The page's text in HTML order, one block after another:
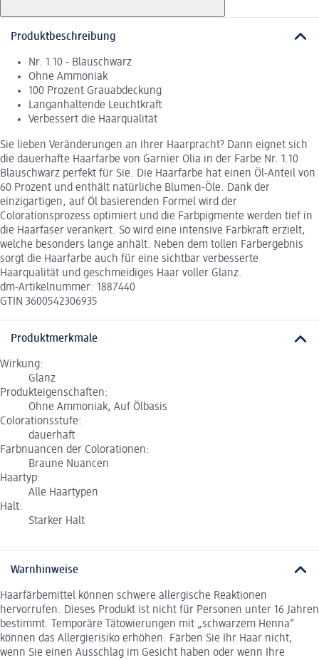
Produktbeschreibung
Nr. 1.10 - Blauschwarz
Ohne Ammoniak
100 Prozent Grauabdeckung
Langanhaltende Leuchtkraft
Verbessert die Haarqualität
Sie lieben Veränderungen an Ihrer Haarpracht? Dann eignet sich
die dauerhafte Haarfarbe von Garnier Olia in der Farbe Nr. 1.10
Blauschwarz perfekt für Sie. Die Haarfarbe hat einen Öl-Anteil von
60 Prozent und enthält natürliche Blumen-Öle. Dank der
einzigartigen, auf Öl basierenden Formel wird der
Colorationsprozess optimiert und die Farbpigmente werden tief in
die Haarfaser verankert. So wird eine intensive Farbkraft erzielt,
welche besonders lange anhält. Neben dem tollen Farbergebnis
sorgt die Haarfarbe auch für eine sichtbar verbesserte
Haarqualität und geschmeidiges Haar voller Glanz.
dm-Artikelnummer: 1887440
GTIN 3600542306935
Produktmerkmale
Wirkung:
Glanz
Produkteigenschaften:
Ohne Ammoniak, Auf Ölbasis
Colorationsstufe:
dauerhaft
Farbnuancen der Colorationen:
Braune Nuancen
Haartyp:
Alle Haartypen
Halt:
Starker Halt
Warnhinweise
Haarfärbemittel können schwere allergische Reaktionen
hervorrufen. Dieses Produkt ist nicht für Personen unter 16 Jahren
bestimmt. Temporäre Tätowierungen mit „schwarzem Henna“
können das Allergierisiko erhöhen. Färben Sie Ihr Haar nicht,
wenn Sie einen Ausschlag im Gesicht haben oder wenn Ihre